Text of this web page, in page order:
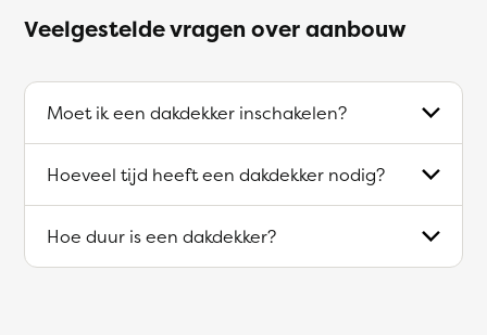
Veelgestelde vragen over aanbouw
Moet ik een dakdekker inschakelen?
Hoeveel tijd heeft een dakdekker nodig?
Hoe duur is een dakdekker?